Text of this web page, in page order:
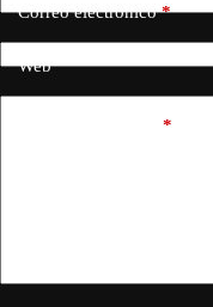
Correo electrónico*
Web
*